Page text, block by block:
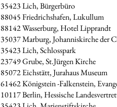
35423 Lich, Bürgerbüro
88045 Friedrichshafen, Lukullum
88142 Wasserburg, Hotel Lipprandt
35037 Marburg, Johanniskirche der
35423 Lich, Schlosspark
23749 Grube, St.Jürgen Kirche
85072 Eichstätt, Jurahaus Museum
61462 Königstein -Falkenstein,
10117 Berlin, Hessische